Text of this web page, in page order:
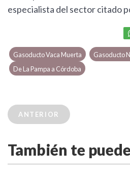
especialista del sector citado
Gasoducto Vaca Muerta
Gasoducto
De La Pampa a Córdoba
ANTERIOR
También te